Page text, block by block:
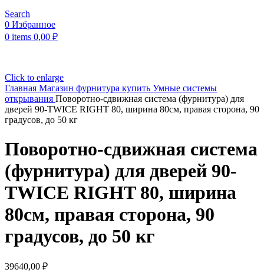
Search
0 Избранное
0 items 0,00 ₽
Click to enlarge
Главная Магазин фурнитура купить Умные системы
открывания Поворотно-сдвижная система (фурнитура) для
дверей 90-TWICE RIGHT 80, ширина 80см, правая сторона, 90
градусов, до 50 кг
Поворотно-сдвижная система
(фурнитура) для дверей 90-
TWICE RIGHT 80, ширина
80см, правая сторона, 90
градусов, до 50 кг
39640,00 ₽